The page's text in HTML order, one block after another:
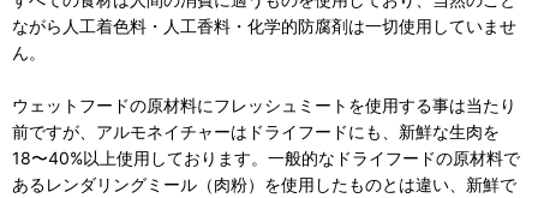
ながら人工着色料・人工香料・化学的防腐剤は一切使用していませ
ん。
ウェットフードの原材料にフレッシュミートを使用する事は当たり
前ですが、アルモネイチャーはドライフードにも、新鮮な生肉を
18〜40%以上使用しております。一般的なドライフードの原材料で
あるレンダリングミール（肉粉）を使用したものとは違い、新鮮で